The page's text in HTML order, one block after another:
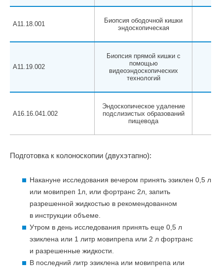
A11.18.001
Биопсия ободочной кишки
эндоскопическая
A11.19.002
Биопсия прямой кишки с
помощью
видеоэндоскопических
технологий
A16.16.041.002
Эндоскопическое удаление
подслизистых образований
пищевода
Подготовка к колоноскопии (двухэтапно):
Накануне исследования вечером принять эзиклен 0,5 л
или мовипреп 1л, или фортранс 2л, запить
разрешенной жидкостью в рекомендованном
в инструкции объеме.
Утром в день исследования принять еще 0,5 л
эзиклена или 1 литр мовипрепа или 2 л фортранс
и разрешенные жидкости.
В последний литр эзиклена или мовипрепа или